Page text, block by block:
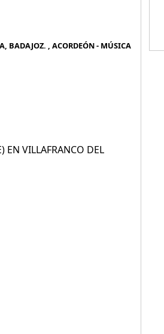
BADAJOZ. , ACORDEÓN - MÚSICA
VILLAFRANCO DEL